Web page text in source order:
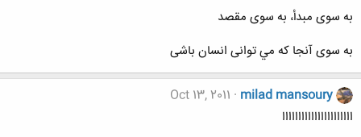
به سوی مبدأ، به سوی مقصد
به سوی آنجا که مي توانی انسان باشی
milad mansoury
Oct 13, 2011
اااااااااااااااااااااا